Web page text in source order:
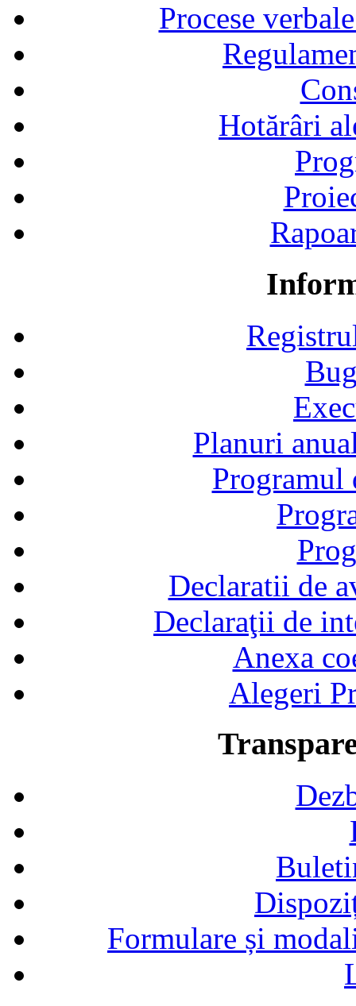
Procese
Hotărâri
Planuri
Declaratii de
Declaraţii de
Anexa
Alegeri
Formulare și